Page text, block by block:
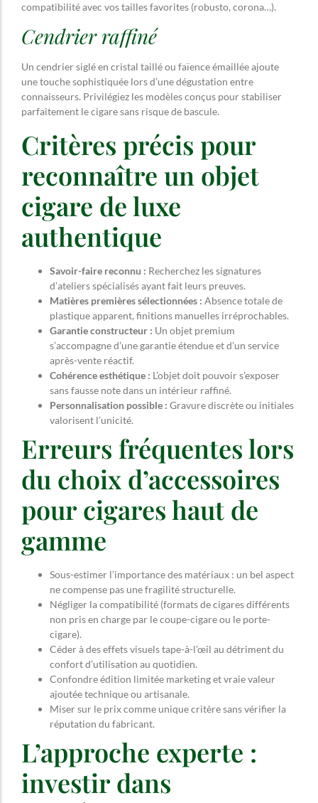
compatibilité avec vos tailles favorites (robusto, corona…).
Cendrier raffiné
Un cendrier siglé en cristal taillé ou faïence émaillée ajoute
une touche sophistiquée lors d’une dégustation entre
connaisseurs. Privilégiez les modèles conçus pour stabiliser
parfaitement le cigare sans risque de bascule.
Critères précis pour
reconnaître un objet
cigare de luxe
authentique
Savoir-faire reconnu : Recherchez les signatures
d’ateliers spécialisés ayant fait leurs preuves.
Matières premières sélectionnées : Absence totale de
plastique apparent, finitions manuelles irréprochables.
Garantie constructeur : Un objet premium
s’accompagne d’une garantie étendue et d’un service
après-vente réactif.
Cohérence esthétique : L’objet doit pouvoir s’exposer
sans fausse note dans un intérieur raffiné.
Personnalisation possible : Gravure discrète ou initiales
valorisent l’unicité.
Erreurs fréquentes lors
du choix d’accessoires
pour cigares haut de
gamme
Sous-estimer l’importance des matériaux : un bel aspect
ne compense pas une fragilité structurelle.
Négliger la compatibilité (formats de cigares différents
non pris en charge par le coupe-cigare ou le porte-
cigare).
Céder à des effets visuels tape-à-l’œil au détriment du
confort d’utilisation au quotidien.
Confondre édition limitée marketing et vraie valeur
ajoutée technique ou artisanale.
Miser sur le prix comme unique critère sans vérifier la
réputation du fabricant.
L’approche experte :
investir dans